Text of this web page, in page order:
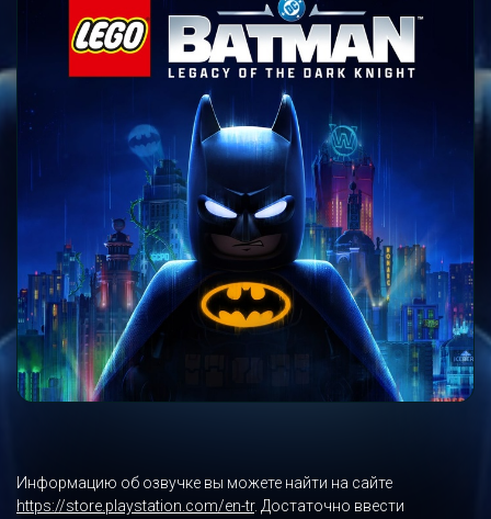
Информацию об озвучке вы можете найти на сайте
https://store.playstation.com/en-tr. Достаточно ввести